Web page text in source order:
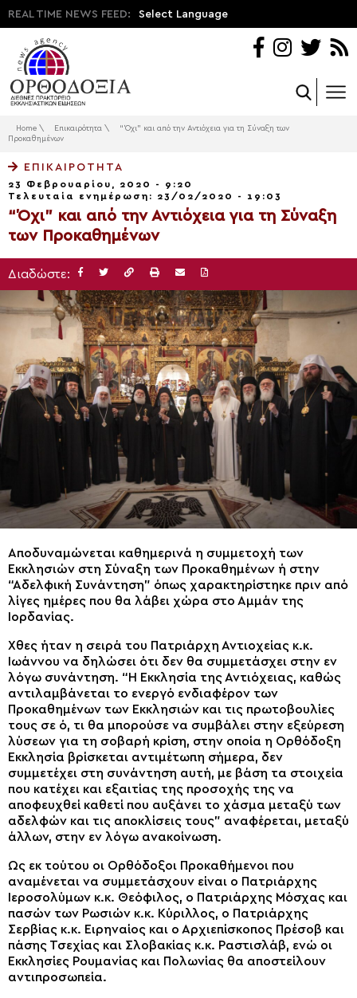
REAL TIME NEWS FEED: Select Language
Home \ Επικαιρότητα \
“Όχι” και από την Αντιόχεια για τη Σύναξη των
Προκαθημένων
ΕΠΙΚΑΙΡΌΤΗΤΑ
23 Φεβρουαρίου, 2020 - 9:20
Τελευταία ενημέρωση: 23/02/2020 - 19:03
“Όχι” και από την Αντιόχεια για τη Σύναξη
των Προκαθημένων
Διαδώστε:
Αποδυναμώνεται καθημερινά η συμμετοχή των
Εκκλησιών στη Σύναξη των Προκαθημένων ή στην
“Αδελφική Συνάντηση” όπως χαρακτηρίστηκε πριν από
λίγες ημέρες που θα λάβει χώρα στο Αμμάν της
Ιορδανίας.
Χθες ήταν η σειρά του Πατριάρχη Αντιοχείας κ.κ.
Ιωάννου να δηλώσει ότι δεν θα συμμετάσχει στην εν
λόγω συνάντηση. “Η Εκκλησία της Αντιόχειας, καθώς
αντιλαμβάνεται το ενεργό ενδιαφέρον των
Προκαθημένων των Εκκλησιών και τις πρωτοβουλίες
τους σε ό, τι θα μπορούσε να συμβάλει στην εξεύρεση
λύσεων για τη σοβαρή κρίση, στην οποία η Ορθόδοξη
Εκκλησία βρίσκεται αντιμέτωπη σήμερα, δεν
συμμετέχει στη συνάντηση αυτή, με βάση τα στοιχεία
που κατέχει και εξαιτίας της προσοχής της να
αποφευχθεί καθετί που αυξάνει το χάσμα μεταξύ των
αδελφών και τις αποκλίσεις τους” αναφέρεται, μεταξύ
άλλων, στην εν λόγω ανακοίνωση.
Ως εκ τούτου οι Ορθόδοξοι Προκαθήμενοι που
αναμένεται να συμμετάσχουν είναι ο Πατριάρχης
Ιεροσολύμων κ.κ. Θεόφιλος, ο Πατριάρχης Μόσχας και
πασών των Ρωσιών κ.κ. Κύριλλος, ο Πατριάρχης
Σερβίας κ.κ. Ειρηναίος και ο Αρχιεπίσκοπος Πρέσοβ και
πάσης Τσεχίας και Σλοβακίας κ.κ. Ραστισλάβ, ενώ οι
Εκκλησίες Ρουμανίας και Πολωνίας θα αποστείλουν
αντιπροσωπεία.